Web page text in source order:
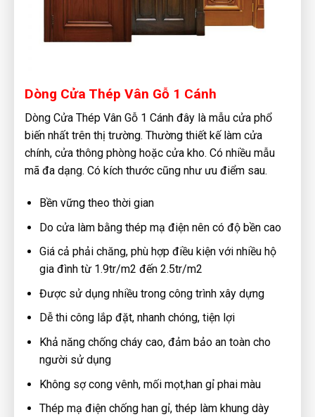
Dòng Cửa Thép Vân Gỗ 1 Cánh
Dòng Cửa Thép Vân Gỗ 1 Cánh đây là mẫu cửa phổ
biến nhất trên thị trường. Thường thiết kế làm cửa
chính, cửa thông phòng hoặc cửa kho. Có nhiều mẫu
mã đa dạng. Có kích thước cũng như ưu điểm sau.
Bền vững theo thời gian
Do cửa làm bằng thép mạ điện nên có độ bền cao
Giá cả phải chăng, phù hợp điều kiện với nhiều hộ
gia đình từ 1.9tr/m2 đến 2.5tr/m2
Được sử dụng nhiều trong công trình xây dựng
Dễ thi công lắp đặt, nhanh chóng, tiện lợi
Khả năng chống cháy cao, đảm bảo an toàn cho
người sử dụng
Không sợ cong vênh, mối mọt,han gỉ phai màu
Thép mạ điện chống han gỉ, thép làm khung dày